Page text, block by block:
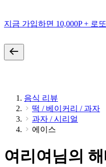
지금 가입하면 10,000P + 로
음식 리뷰
떡 / 베이커리 / 과자
과자 / 시리얼
에이스
여리여님의